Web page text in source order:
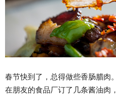
春节快到了，总得做些香肠腊肉。
在朋友的食品厂订了几条酱油肉，